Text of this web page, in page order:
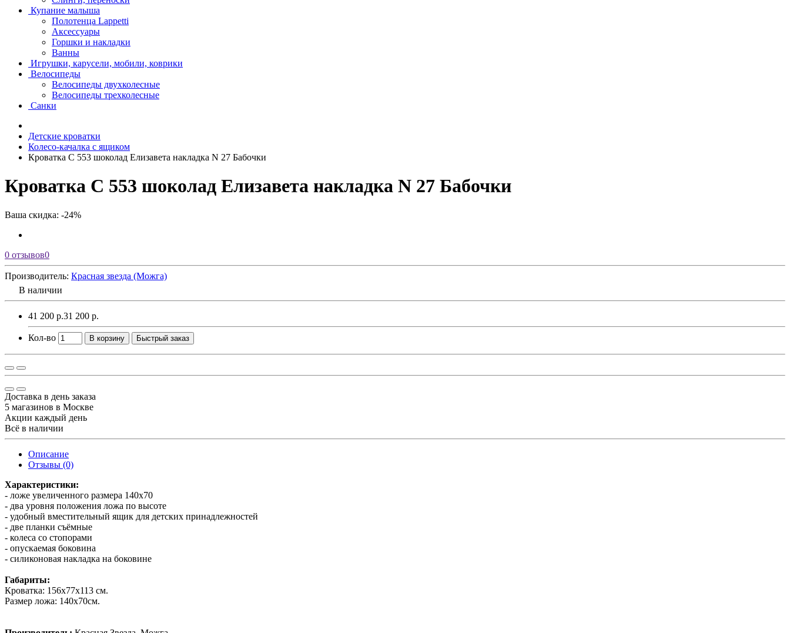
Купание малыша
Полотенца Lappetti
Аксессуары
Горшки и накладки
Ванны
Игрушки, карусели, мобили, коврики
Велосипеды
Велосипеды двухколесные
Велосипеды трехколесные
Санки
Детские кроватки
Колесо-качалка с ящиком
Кроватка С 553 шоколад Елизавета накладка N 27 Бабочки
Кроватка С 553 шоколад Елизавета накладка N 27 Бабочки
Ваша скидка: -24%
0 отзывов0
Производитель: Красная звезда (Можга)
В наличии
41 200 р.31 200 р.
Кол-во В корзину Быстрый заказ
Доставка в день заказа
5 магазинов в Москве
Акции каждый день
Всё в наличии
Описание
Отзывы (0)
Характеристики:
- ложе увеличенного размера 140х70
- два уровня положения ложа по высоте
- удобный вместительный ящик для детских принадлежностей
- две планки съёмные
- колеса со стопорами
- опускаемая боковина
- силиконовая накладка на боковине
Габариты:
Кроватка: 156х77х113 см.
Размер ложа: 140х70см.